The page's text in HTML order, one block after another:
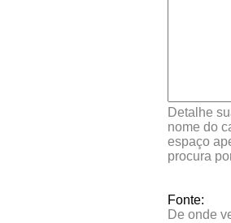
Detalhe
nome do
espaço
procura
Fonte:
De onde